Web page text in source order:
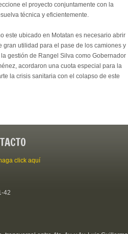
el proyecto conjuntamente con la
técnica y eficientemente.
este ubicado en Motatan es necesario abrir
utilidad para el pase de los camiones y
gestión de Rangel Silva como Gobernador
acordaron una cuota especial para la
la crisis sanitaria con el colapso de este
click aquí
42